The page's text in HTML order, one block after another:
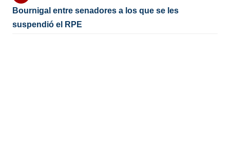
Bournigal entre senadores a los que se les
suspendió el RPE